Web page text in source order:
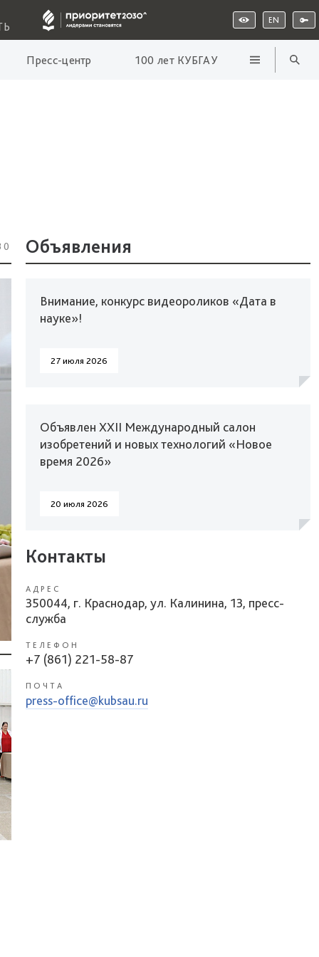
EN
Пресс-центр 100 лет КУБГАУ
Объявления
Внимание, конкурс видеороликов «Дата в
науке»!
27 июля 2026
Объявлен XXII Международный салон
изобретений и новых технологий «Новое
время 2026»
20 июля 2026
Контакты
АДРЕС
350044, г. Краснодар, ул. Калинина, 13, пресс-
служба
ТЕЛЕФОН
+7 (861) 221-58-87
ПОЧТА
press-office@kubsau.ru